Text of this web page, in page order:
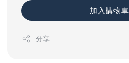
加入購物車
分享